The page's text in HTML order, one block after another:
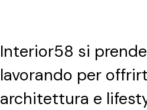
Interior58 si
lavorando per
architettura e